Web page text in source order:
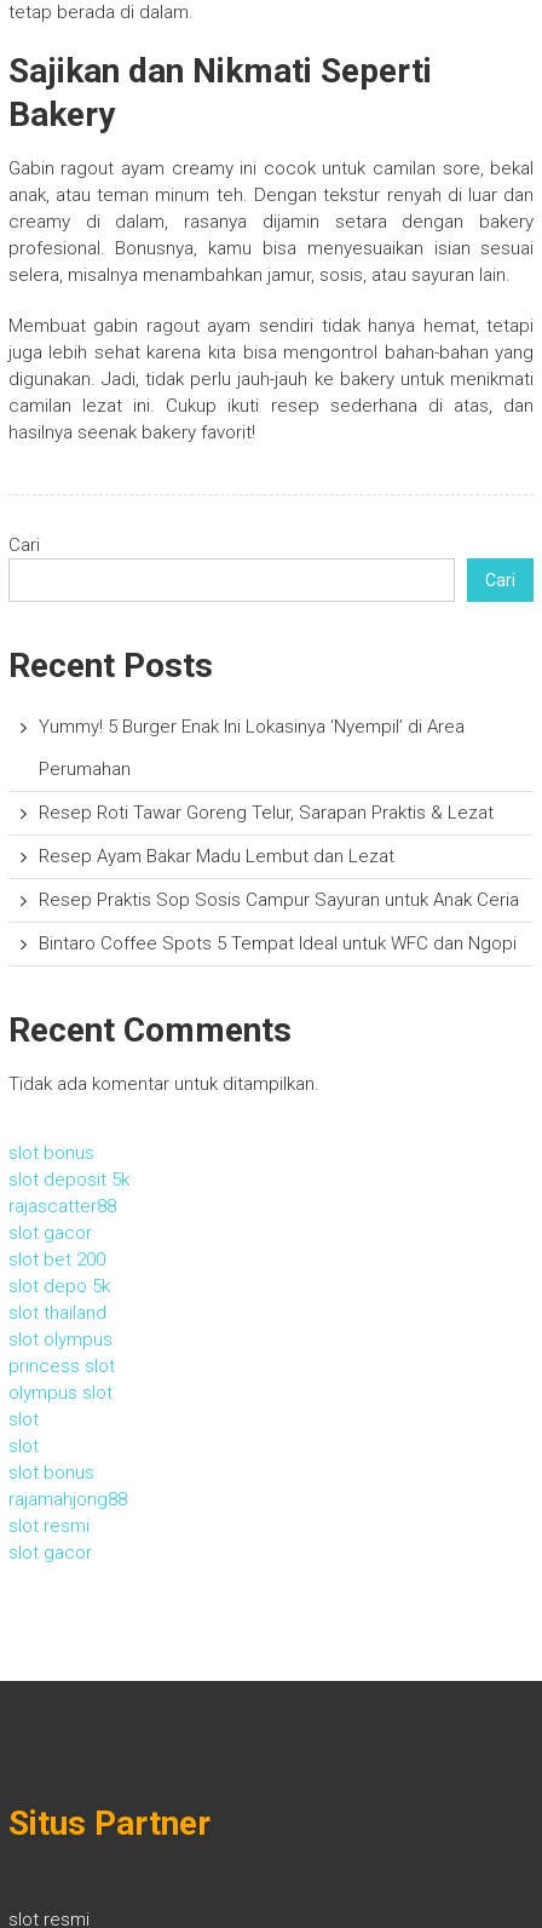
tetap berada di dalam.
Sajikan dan Nikmati Seperti
Bakery
Gabin ragout ayam creamy ini cocok untuk camilan sore, bekal
anak, atau teman minum teh. Dengan tekstur renyah di luar dan
creamy di dalam, rasanya dijamin setara dengan bakery
profesional. Bonusnya, kamu bisa menyesuaikan isian sesuai
selera, misalnya menambahkan jamur, sosis, atau sayuran lain.
Membuat gabin ragout ayam sendiri tidak hanya hemat, tetapi
juga lebih sehat karena kita bisa mengontrol bahan-bahan yang
digunakan. Jadi, tidak perlu jauh-jauh ke bakery untuk menikmati
camilan lezat ini. Cukup ikuti resep sederhana di atas, dan
hasilnya seenak bakery favorit!
Cari
Cari
Recent Posts
Yummy! 5 Burger Enak Ini Lokasinya ‘Nyempil’ di Area
Perumahan
Resep Roti Tawar Goreng Telur, Sarapan Praktis & Lezat
Resep Ayam Bakar Madu Lembut dan Lezat
Resep Praktis Sop Sosis Campur Sayuran untuk Anak Ceria
Bintaro Coffee Spots 5 Tempat Ideal untuk WFC dan Ngopi
Recent Comments
Tidak ada komentar untuk ditampilkan.
slot bonus
slot deposit 5k
rajascatter88
slot gacor
slot bet 200
slot depo 5k
slot thailand
slot olympus
princess slot
olympus slot
slot
slot
slot bonus
rajamahjong88
slot resmi
slot gacor
Situs Partner
slot resmi